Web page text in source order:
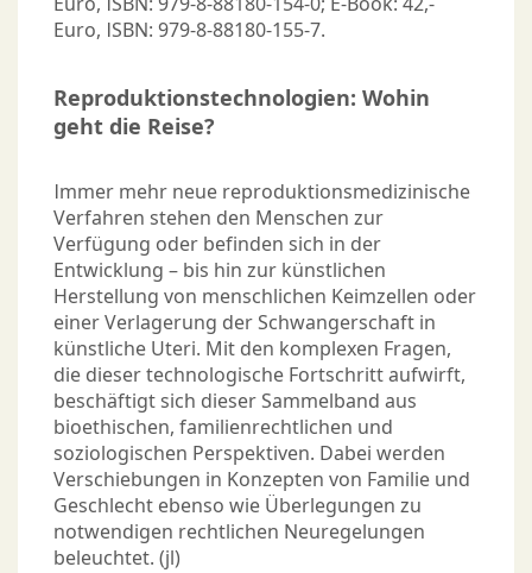
Euro, ISBN: 979-8-88180-155-7.
Reproduktionstechnologien: Wohin
geht die Reise?
Immer mehr neue reproduktionsmedizinische
Verfahren stehen den Menschen zur
Verfügung oder befinden sich in der
Entwicklung – bis hin zur künstlichen
Herstellung von menschlichen Keimzellen oder
einer Verlagerung der Schwangerschaft in
künstliche Uteri. Mit den komplexen Fragen,
die dieser technologische Fortschritt aufwirft,
beschäftigt sich dieser Sammelband aus
bioethischen, familienrechtlichen und
soziologischen Perspektiven. Dabei werden
Verschiebungen in Konzepten von Familie und
Geschlecht ebenso wie Überlegungen zu
notwendigen rechtlichen Neuregelungen
beleuchtet. (jl)